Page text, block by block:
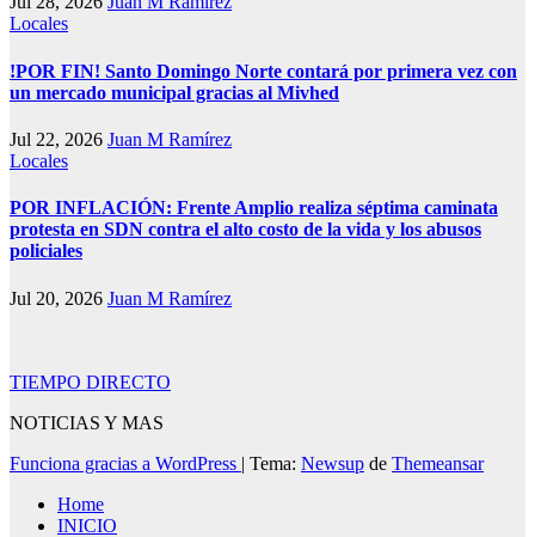
Locales
!POR FIN! Santo Domingo Norte contará por primera vez con
un mercado municipal gracias al Mivhed
Jul 22, 2026 Juan M Ramírez
Locales
POR INFLACIÓN: Frente Amplio realiza séptima caminata
protesta en SDN contra el alto costo de la vida y los abusos
policiales
Jul 20, 2026 Juan M Ramírez
TIEMPO DIRECTO
NOTICIAS Y MAS
Funciona gracias a WordPress | Tema: Newsup de Themeansar
Home
INICIO